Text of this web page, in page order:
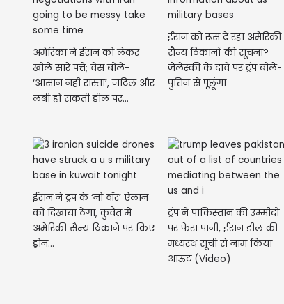
अमेरिका ने ईरान को लेकर
खोले सारे पत्ते; वेंस बोले-
‘आसान नहीं रास्ता’, जटिल और
लंबी हो सकती डील पर...
ईरान को रूस दे रहा अमेरिकी
सैन्य ठिकानों की सूचना?
जेलेंस्की के दावे पर ट्रंप बोले-
पुतिन से पूछूंगा
ईरान ने ट्रंप के ‘नो वॉर’ ऐलान
को दिखाया ठेंगा, कुवैत में
अमेरिकी सैन्य ठिकाने पर किए
ड्रोन...
ट्रंप ने पाकिस्तान की उम्मीदों
पर फेरा पानी, ईरान डील की
मध्यस्थ सूची से नाम किया
आऊट (Video)